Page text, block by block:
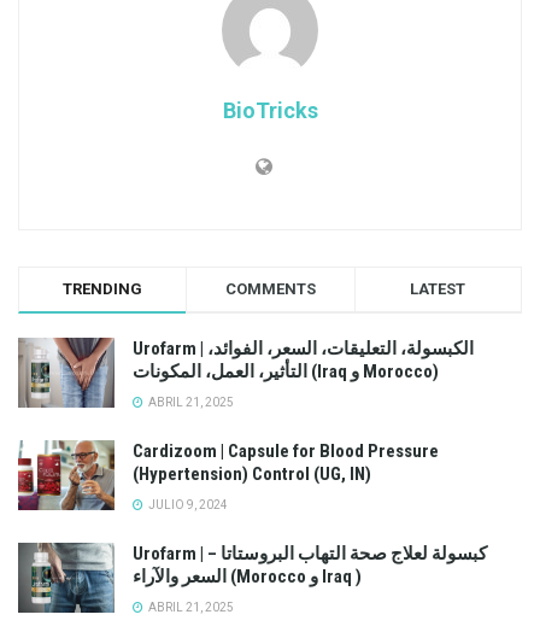
BioTricks
TRENDING COMMENTS LATEST
Urofarm | الكبسولة، التعليقات، السعر، الفوائد،
التأثير، العمل، المكونات (Iraq و Morocco)
ABRIL 21, 2025
Cardizoom | Capsule for Blood Pressure
(Hypertension) Control (UG, IN)
JULIO 9, 2024
Urofarm | كبسولة لعلاج صحة التهاب البروستاتا –
السعر والآراء (Morocco و Iraq )
ABRIL 21, 2025